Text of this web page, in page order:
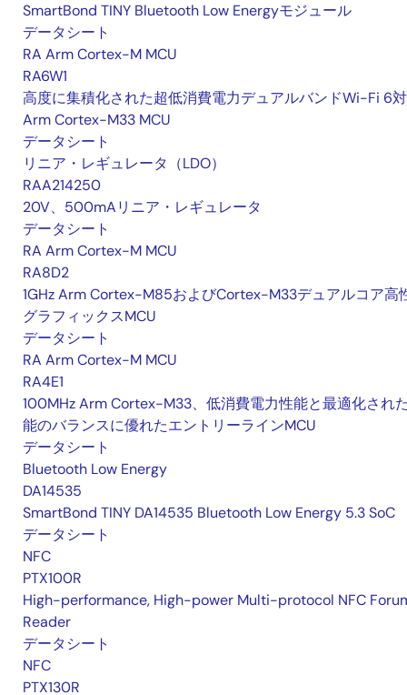
SmartBond TINY Bluetooth Low Energyモジュール
データシート
RA Arm Cortex-M MCU
RA6W1
高度に集積化された超低消費電力デュアルバンドWi-Fi 6
Arm Cortex-M33 MCU
データシート
リニア・レギュレータ（LDO）
RAA214250
20V、500mAリニア・レギュレータ
データシート
RA Arm Cortex-M MCU
RA8D2
1GHz Arm Cortex-M85およびCortex-M33デュアルコア高
グラフィックスMCU
データシート
RA Arm Cortex-M MCU
RA4E1
100MHz Arm Cortex-M33、低消費電力性能と最適化され
能のバランスに優れたエントリーラインMCU
データシート
Bluetooth Low Energy
DA14535
SmartBond TINY DA14535 Bluetooth Low Energy 5.3 SoC
データシート
NFC
PTX100R
High-performance, High-power Multi-protocol NFC
Reader
データシート
NFC
PTX130R